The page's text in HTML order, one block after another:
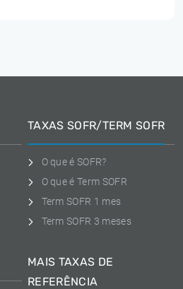
TAXAS SOFR/TERM SOFR
O que é SOFR?
O que é Term SOFR
Term SOFR 1 mes
Term SOFR 3 meses
MAIS TAXAS DE
REFERÊNCIA